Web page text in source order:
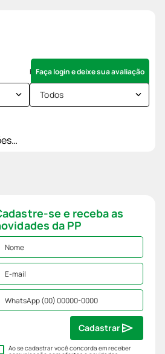
Faça login e deixe sua avaliação
Todos
se e receba as
da PP
Ao se cadastrar você concorda em receber
Cadastrar